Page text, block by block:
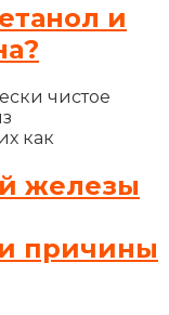
и
чистое
как
железы
причины